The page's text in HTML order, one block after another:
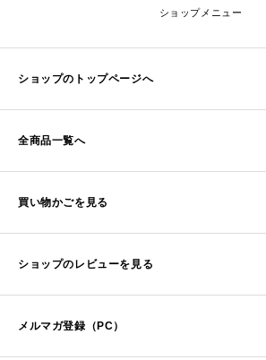
ショップメニュー
ショップのトップページへ
全商品一覧へ
買い物かごを見る
ショップのレビューを見る
メルマガ登録（PC）